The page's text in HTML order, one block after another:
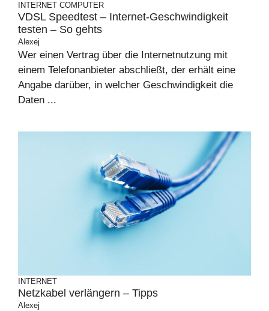
INTERNET COMPUTER
VDSL Speedtest – Internet-Geschwindigkeit
testen – So gehts
Alexej
Wer einen Vertrag über die Internetnutzung mit
einem Telefonanbieter abschließt, der erhält eine
Angabe darüber, in welcher Geschwindigkeit die
Daten ...
INTERNET
Netzkabel verlängern – Tipps
Alexej